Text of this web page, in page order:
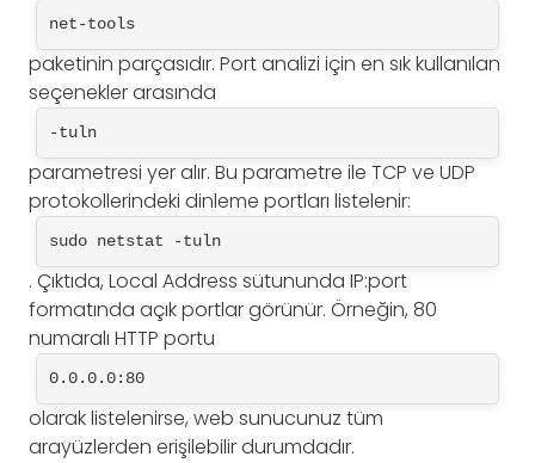
net-tools
paketinin parçasıdır. Port analizi için en sık kullanılan
seçenekler arasında
-tuln
parametresi yer alır. Bu parametre ile TCP ve UDP
protokollerindeki dinleme portları listelenir:
sudo netstat -tuln
. Çıktıda, Local Address sütununda IP:port
formatında açık portlar görünür. Örneğin, 80
numaralı HTTP portu
0.0.0.0:80
olarak listelenirse, web sunucunuz tüm
arayüzlerden erişilebilir durumdadır.